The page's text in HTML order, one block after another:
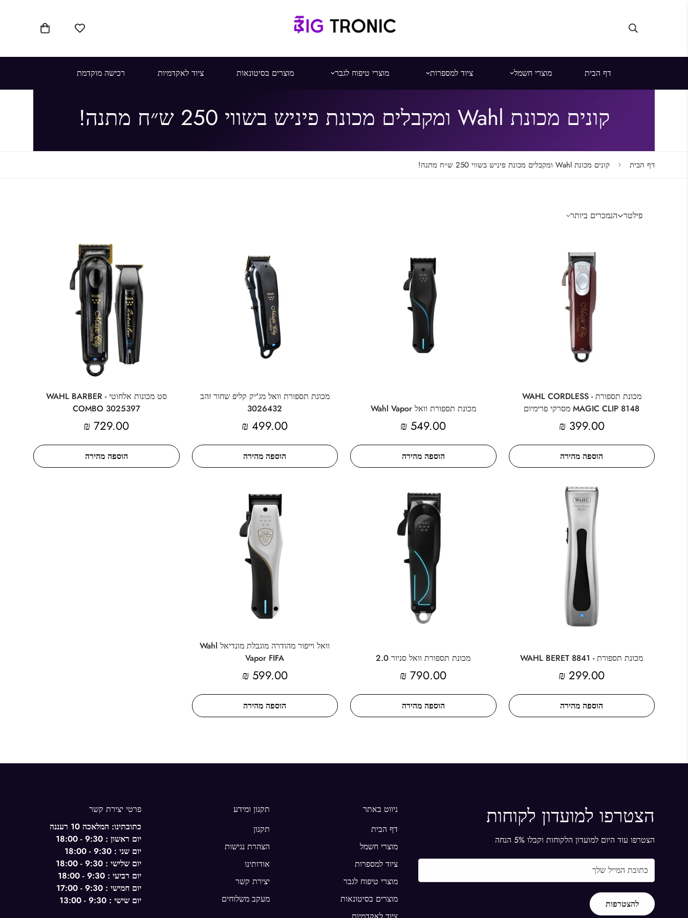
דף הבית מוצרי חשמל ציוד למספרות מוצרי טיפוח לגבר מוצרים בסיטונאות ציוד לאקדמיות רכישה מוקדמת
קונים מכונת Wahl ומקבלים מכונת פיניש בשווי 250 ש״ח מתנה!
דף הבית קונים מכונת Wahl ומקבלים מכונת פיניש בשווי 250 ש״ח מתנה!
פילטר הנמכרים ביותר
מכונת תספורת - WAHL CORDLESS
MAGIC CLIP 8148 מסרקי פרימיום
מחיר
מקורי
399.00 ₪
הוספה מהירה
מכונת תספורת וואל Wahl Vapor
מחיר
מקורי
549.00 ₪
הוספה מהירה
מכונת תספורת וואל מג'יק קליפ שחור זהב
3026432
מחיר
מקורי
499.00 ₪
הוספה מהירה
סט מכונות אלחוטי - WAHL BARBER
COMBO 3025397
מחיר
מקורי
729.00 ₪
הוספה מהירה
מכונת תספורת - WAHL BERET 8841
מחיר
מקורי
299.00 ₪
הוספה מהירה
מכונת תספורת וואל סניור 2.0
מחיר
מקורי
790.00 ₪
הוספה מהירה
וואל וייפור מהודרה מוגבלת מונדיאל Wahl
Vapor FIFA
מחיר
מקורי
599.00 ₪
הוספה מהירה
הצטרפו למועדון לקוחות
הצטרפו עוד היום למועדון הלקוחות וקבלו 5% הנחה
להצטרפות
ניווט באתר
דף הבית
מוצרי חשמל
ציוד למספרות
מוצרי טיפוח לגבר
מוצרים בסיטונאות
תקנון ומידע
תקנון
הצהרת נגישות
אודותינו
יצירת קשר
מעקב משלוחים
פרטי יצירת קשר
כתובתינו: המלאכה 10 רעננה
יום ראשון : 9:30 - 18:00
יום שני : 9:30 - 18:00
יום שלישי : 9:30 - 18:00
יום רביעי : 9:30 - 18:00
יום חמישי : 9:30 - 17:00
יום שישי : 9:30 - 13:00
Confirm your age